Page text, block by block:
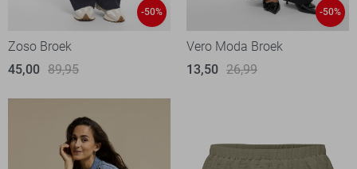
-50%
Zoso Broek
45,00 89,95
-50%
Vero Moda Broek
13,50 26,99